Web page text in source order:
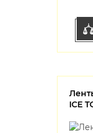
ICE